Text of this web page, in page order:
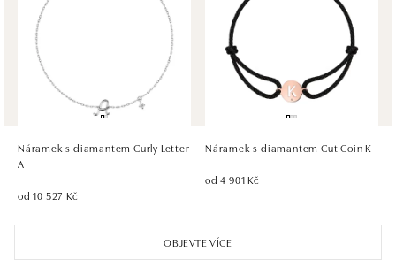
Ivanská cesta 16, 821 04 Bratislava
zítra otevřeno od 09:00
HALADA OC Eurovea, Bratislava
Pribinova 8, 811 09 Bratislava
zítra otevřeno od 10:00
OBJEVTE VÍCE
Náramek s diamantem Curly Letter
A
od 10 527 Kč
Náramek s diamantem Cut Coin K
od 4 901 Kč